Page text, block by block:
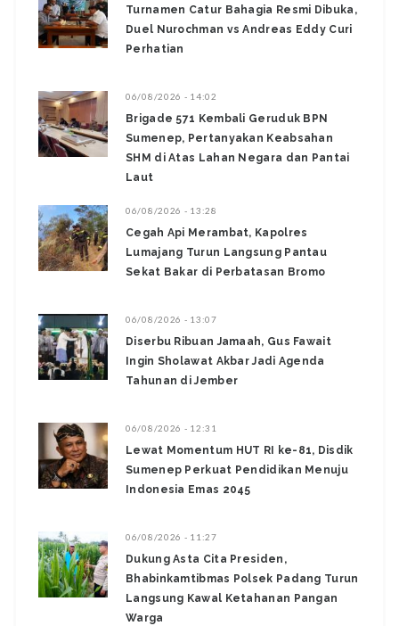
Turnamen Catur Bahagia Resmi Dibuka,
Duel Nurochman vs Andreas Eddy Curi
Perhatian
06/08/2026 - 14:02
Brigade 571 Kembali Geruduk BPN
Sumenep, Pertanyakan Keabsahan
SHM di Atas Lahan Negara dan Pantai
Laut
06/08/2026 - 13:28
‎Cegah Api Merambat, Kapolres
Lumajang Turun Langsung Pantau
Sekat Bakar di Perbatasan Bromo ‎
06/08/2026 - 13:07
Diserbu Ribuan Jamaah, Gus Fawait
Ingin Sholawat Akbar Jadi Agenda
Tahunan di Jember
06/08/2026 - 12:31
Lewat Momentum HUT RI ke-81, Disdik
Sumenep Perkuat Pendidikan Menuju
Indonesia Emas 2045
06/08/2026 - 11:27
Dukung Asta Cita Presiden,
Bhabinkamtibmas Polsek Padang Turun
Langsung Kawal Ketahanan Pangan
Warga